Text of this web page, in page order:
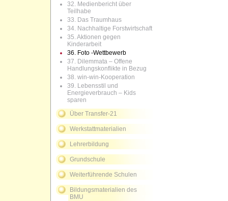
32. Medienbericht über
Teilhabe
33. Das Traumhaus
34. Nachhaltige Forstwirtschaft
35. Aktionen gegen
Kinderarbeit
36. Foto -Wettbewerb
37. Dilemmata – Offene
Handlungskonflikte in Bezug
38. win-win-Kooperation
39. Lebensstil und
Energieverbrauch – Kids
sparen
Über Transfer-21
Werkstattmaterialien
Lehrerbildung
Grundschule
Weiterführende Schulen
Bildungsmaterialien des
BMU